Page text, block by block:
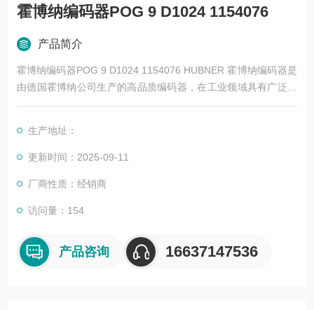
霍博纳编码器POG 9 D1024 1154076
产品简介
霍博纳编码器POG 9 D1024 1154076 HUBNER 霍博纳编码器是
由德国霍博纳公司生产的高品质编码器，在工业领域具有广泛的
应用和较高的度。以下是其详细简介
生产地址：
更新时间：2025-09-11
厂商性质：经销商
访问量：154
产品咨询 16637147536